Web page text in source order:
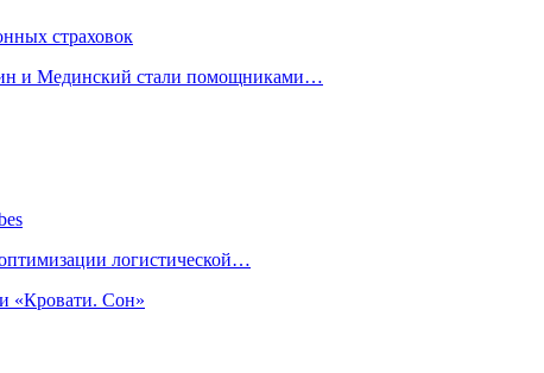
страховок
и Мединский стали помощниками…
логистической…
«Кровати. Сон»